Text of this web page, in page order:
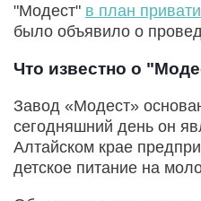
"Модест" в план
было объявило о
Что известно о
Завод «Модест»
сегодняшний день он
Алтайском крае
детское питание на